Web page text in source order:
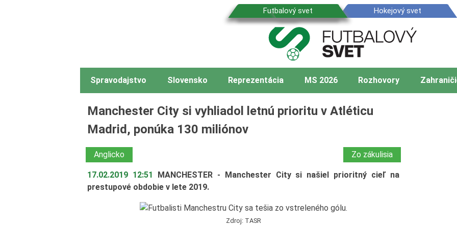
Spravodajstvo Slovensko Reprezentácia MS 2026 Rozhovory
Manchester City si vyhliadol letnú prioritu v Atléticu
Madrid, ponúka 130 miliónov
Anglicko Zo zákulisia
17.02.2019 12:51
MANCHESTER - Manchester City si našiel prioritný cieľ na
prestupové obdobie v lete 2019.
Zdroj: TASR